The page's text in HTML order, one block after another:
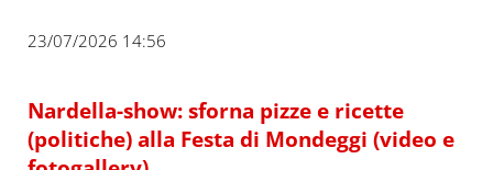
23/07/2026 14:56
Nardella-show: sforna pizze e ricette
(politiche) alla Festa di Mondeggi (video e